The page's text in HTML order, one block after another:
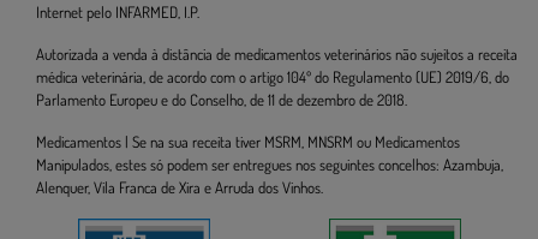
Internet pelo INFARMED, I.P.
Autorizada a venda à distância de medicamentos veterinários não sujeitos a receita
médica veterinária, de acordo com o artigo 104º do Regulamento (UE) 2019/6, do
Parlamento Europeu e do Conselho, de 11 de dezembro de 2018.
Medicamentos | Se na sua receita tiver MSRM, MNSRM ou Medicamentos
Manipulados, estes só podem ser entregues nos seguintes concelhos: Azambuja,
Alenquer, Vila Franca de Xira e Arruda dos Vinhos.